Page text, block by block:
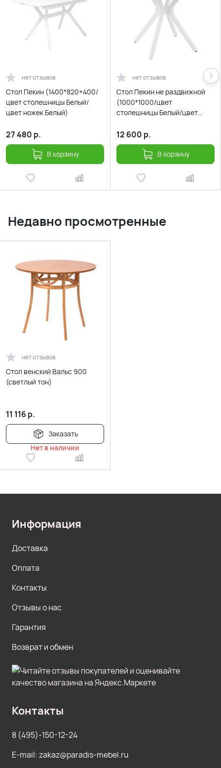
нет отзывов
Стол Пекин (1400*820+400/
цвет столешницы Белый/
цвет ножек Белый)
27 480 р.
В корзину
нет отзывов
Стол Пекин не раздвижной
(1000*1000/цвет
столешницы Белый/цвет
12 600 р.
В корзину
Недавно просмотренные
нет отзывов
Стол венский Вальс 900
(светлый тон)
11 116 р.
Заказать
Нет в наличии
Информация
Доставка
Оплата
Контакты
Отзывы о нас
Гарантия
Возврат и обмен
Контакты
8 (495)-150-12-24
E-mail: zakaz@paradis-mebel.ru